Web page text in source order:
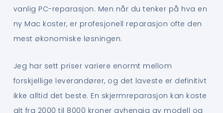
vanlig PC-reparasjon. Men når du tenker på hva en
ny Mac koster, er profesjonell reparasjon ofte den
mest økonomiske løsningen.
Jeg har sett priser variere enormt mellom
forskjellige leverandører, og det laveste er definitivt
ikke alltid det beste. En skjermreparasjon kan koste
alt fra 2000 til 8000 kroner avhengig av modell og